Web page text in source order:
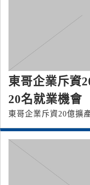
東哥企業斥資
20名就業機會
東哥企業斥資20億擴